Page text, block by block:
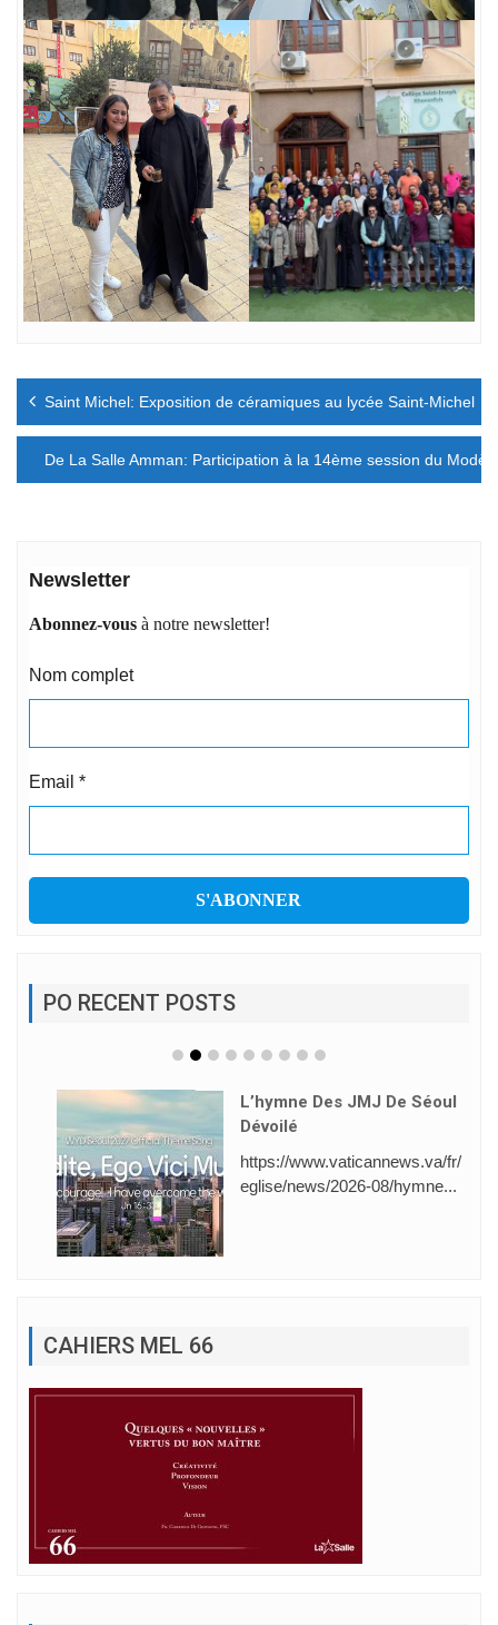
Navigation
l’article
Saint Michel: Exposition de céramiques au lycée Saint-Michel
De La Salle Amman: Participation à la 14ème session du
Newsletter
Abonnez-vous à notre newsletter!
Nom complet
Email *
PO RECENT POSTS
L’hymne Des JMJ De Séoul
Dévoilé
https://www.vaticannews.va/fr/
eglise/news/2026-08/hymne...
CAHIERS MEL 66